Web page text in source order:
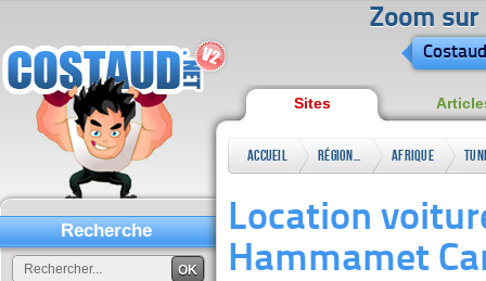
Zoom sur
Sites
Accueil Régional Afrique
Location
Hammamet
Recherche
OK